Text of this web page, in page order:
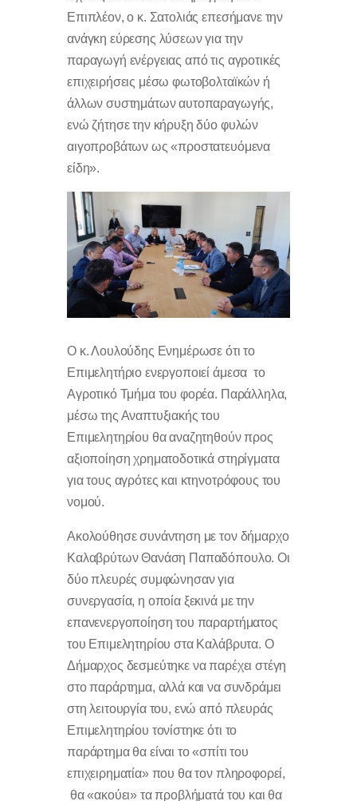
Επιπλέον, ο κ. Σατολιάς επεσήμανε την
ανάγκη εύρεσης λύσεων για την
παραγωγή ενέργειας από τις αγροτικές
επιχειρήσεις μέσω φωτοβολταϊκών ή
άλλων συστημάτων αυτοπαραγωγής,
ενώ ζήτησε την κήρυξη δύο φυλών
αιγοπροβάτων ως «προστατευόμενα
είδη».
Ο κ. Λουλούδης Ενημέρωσε ότι το
Επιμελητήριο ενεργοποιεί άμεσα το
Αγροτικό Τμήμα του φορέα. Παράλληλα,
μέσω της Αναπτυξιακής του
Επιμελητηρίου θα αναζητηθούν προς
αξιοποίηση χρηματοδοτικά στηρίγματα
για τους αγρότες και κτηνοτρόφους του
νομού.
Ακολούθησε συνάντηση με τον δήμαρχο
Καλαβρύτων Θανάση Παπαδόπουλο. Οι
δύο πλευρές συμφώνησαν για
συνεργασία, η οποία ξεκινά με την
επανενεργοποίηση του παραρτήματος
του Επιμελητηρίου στα Καλάβρυτα. Ο
Δήμαρχος δεσμεύτηκε να παρέχει στέγη
στο παράρτημα, αλλά και να συνδράμει
στη λειτουργία του, ενώ από πλευράς
Επιμελητηρίου τονίστηκε ότι το
παράρτημα θα είναι το «σπίτι του
επιχειρηματία» που θα τον πληροφορεί,
θα «ακούει» τα προβλήματά του και θα